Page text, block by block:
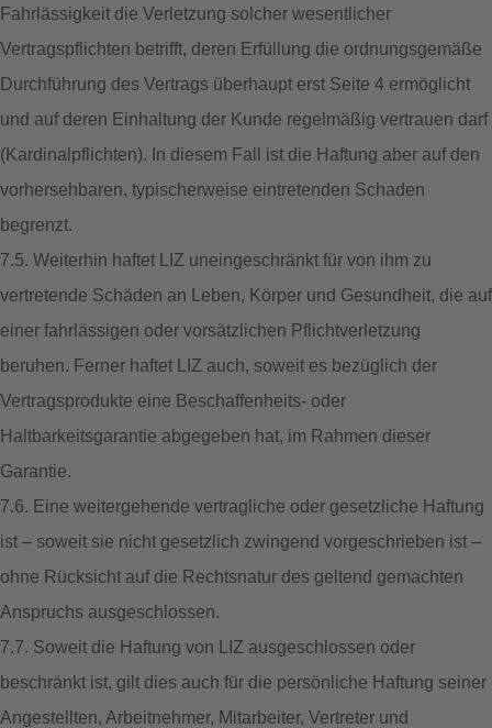
Fahrlässigkeit die Verletzung solcher wesentlicher
Vertragspflichten betrifft, deren Erfüllung die ordnungsgemäße
Durchführung des Vertrags überhaupt erst Seite 4 ermöglicht
und auf deren Einhaltung der Kunde regelmäßig vertrauen darf
(Kardinalpflichten). In diesem Fall ist die Haftung aber auf den
vorhersehbaren, typischerweise eintretenden Schaden
begrenzt.
7.5. Weiterhin haftet LIZ uneingeschränkt für von ihm zu
vertretende Schäden an Leben, Körper und Gesundheit, die auf
einer fahrlässigen oder vorsätzlichen Pflichtverletzung
beruhen. Ferner haftet LIZ auch, soweit es bezüglich der
Vertragsprodukte eine Beschaffenheits- oder
Haltbarkeitsgarantie abgegeben hat, im Rahmen dieser
Garantie.
7.6. Eine weitergehende vertragliche oder gesetzliche Haftung
ist – soweit sie nicht gesetzlich zwingend vorgeschrieben ist –
ohne Rücksicht auf die Rechtsnatur des geltend gemachten
Anspruchs ausgeschlossen.
7.7. Soweit die Haftung von LIZ ausgeschlossen oder
beschränkt ist, gilt dies auch für die persönliche Haftung seiner
Angestellten, Arbeitnehmer, Mitarbeiter, Vertreter und